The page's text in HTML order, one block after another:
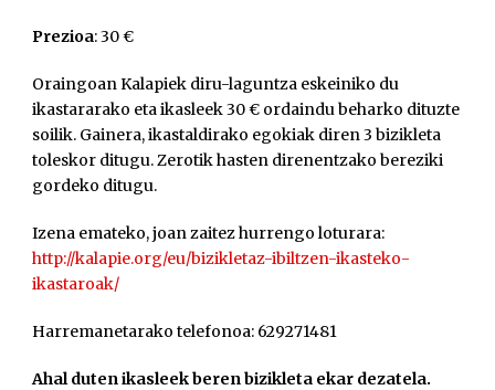
Prezioa: 30 €
Oraingoan Kalapiek diru-laguntza eskeiniko du
ikastararako eta ikasleek 30 € ordaindu beharko dituzte
soilik. Gainera, ikastaldirako egokiak diren 3 bizikleta
toleskor ditugu. Zerotik hasten direnentzako bereziki
gordeko ditugu.
Izena emateko, joan zaitez hurrengo loturara:
http://kalapie.org/eu/bizikletaz-ibiltzen-ikasteko-
ikastaroak/
Harremanetarako telefonoa: 629271481
Ahal duten ikasleek beren bizikleta ekar dezatela.